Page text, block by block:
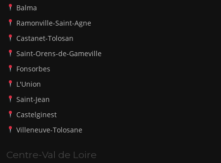
Balma
Ramonville-Saint-Agne
Castanet-Tolosan
Saint-Orens-de-Gameville
Fonsorbes
L'Union
Saint-Jean
Castelginest
Villeneuve-Tolosane
Centre-Val de Loire